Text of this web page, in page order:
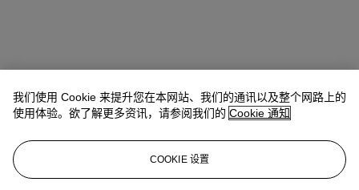
Antoine Lebouteiller
我们使用 Cookie 来提升您在本网站、我们的通讯以及整个网路上的
使用体验。欲了解更多资讯，请参阅我们的 Cookie 通知
COOKIE 设置